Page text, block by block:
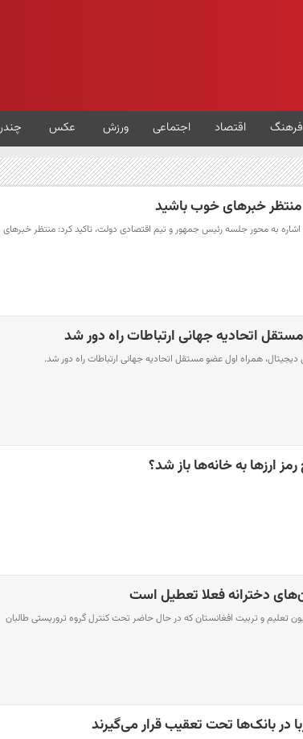
فرهنگ اقتصاد اجتماعی ورزش عکس
خبرهای خوب باشید
به محور جلسه رئیس جمهور و تیم اقتصادی دولت، تاکید کرد: منتظر خبرهای
اتحادیه جهانی ارتباطات راه دور شد
دیجیتال، همراه اول عضو مستقل اتحادیه جهانی ارتباطات راه دور شد.
ارزها به خانه‌ها باز شد؟
دخترانه فعلا تعطیل است
تعلیم و تربیت افغانستان که در حال حاضر تحت کنترل گروه تروریستی طالبان
در بانک‌ها تحت تعقیب قرار می‌گیرند